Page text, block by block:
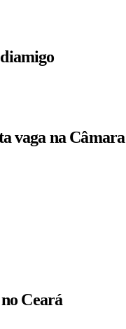
vaga na Câmara
Ceará